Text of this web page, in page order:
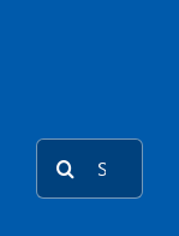
Suche
nach: